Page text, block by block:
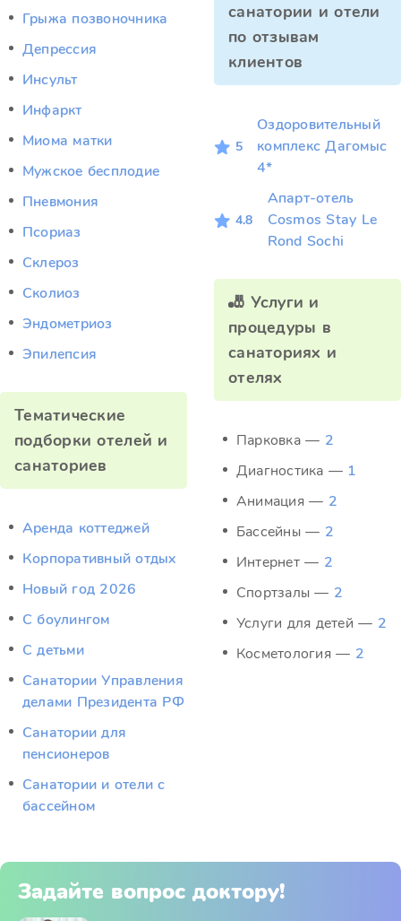
Грыжа позвоночника
Депрессия
Инсульт
Инфаркт
Миома матки
Мужское бесплодие
Пневмония
Псориаз
Склероз
Сколиоз
Эндометриоз
Эпилепсия
Тематические
подборки отелей и
санаториев
Аренда коттеджей
Корпоративный отдых
Новый год 2026
С боулингом
С детьми
Санатории Управления
делами Президента РФ
Санатории для
пенсионеров
Санатории и отели с
бассейном
санатории и отели
по отзывам
клиентов
5
Оздоровительный
комплекс Дагомыс
4*
4.8
Апарт-отель
Cosmos Stay Le
Rond Sochi
🎳 Услуги и
процедуры в
санаториях и
отелях
Парковка — 2
Диагностика — 1
Анимация — 2
Бассейны — 2
Интернет — 2
Спортзалы — 2
Услуги для детей — 2
Косметология — 2
Задайте вопрос доктору!